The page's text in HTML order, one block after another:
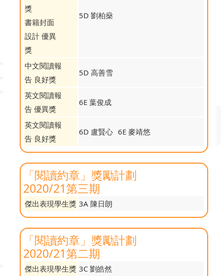
獎
書籍封面
設計 優異
獎
5D 劉柏燊
中文閱讀報
告 良好獎
5D 高善雪
英文閱讀報
告 優異獎
6E 葉俊成
英文閱讀報
告 良好獎
6D 盧賢心 6E 麥靖悠
「閱讀約章」獎勵計劃
2020/21第三期
傑出表現學生獎 3A 陳日朗
「閱讀約章」獎勵計劃
2020/21第二期
傑出表現學生獎 3C 劉皓然